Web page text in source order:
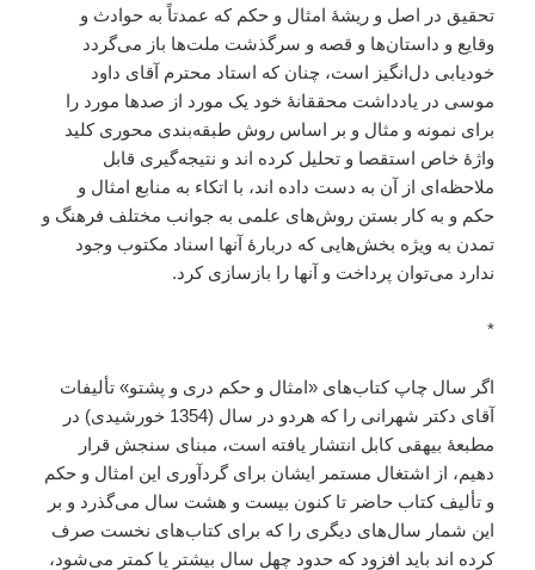
تحقیق در اصل و ریشۀ امثال و حکم که عمدتاً به حوادث و
وقایع و داستان‌ها و قصه و سرگذشت ملت‌ها باز می‌گردد
خودیابی دل‌انگیز است، چنان که استاد محترم آقای داود
موسی در یادداشت محققانۀ خود یک مورد از صدها مورد را
برای نمونه و مثال و بر اساس روش طبقه‌بندی محوری کلید
واژۀ خاص استقصا و تحلیل کرده اند و نتیجه‌گیری قابل
ملاحظه‌ای از آن به دست داده اند، با اتکاء به منابع امثال و
حکم و به کار بستن روش‌های علمی به جوانب مختلف فرهنگ و
تمدن به ویژه بخش‌هایی که دربارۀ آنها اسناد مکتوب وجود
ندارد می‌توان پرداخت و آنها را بازسازی کرد.
*
اگر سال چاپ کتاب‌های «امثال و حکم دری و پشتو» تألیفات
آقای دکتر شهرانی را که هردو در سال (1354 خورشیدی) در
مطبعۀ بیهقی کابل انتشار یافته است، مبنای سنجش قرار
دهیم، از اشتغال مستمر ایشان برای گردآوری این امثال و حکم
و تألیف کتاب حاضر تا کنون بیست و هشت سال می‌گذرد و بر
این شمار سال‌های دیگری را که برای کتاب‌های نخست صرف
کرده اند باید افزود که حدود چهل سال بیشتر یا کمتر می‌شود،